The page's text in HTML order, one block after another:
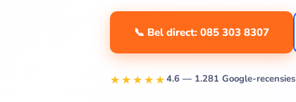
📞 Bel direct: 085 303 8307
★★★★★4.6 — 1.281 Google-recensies